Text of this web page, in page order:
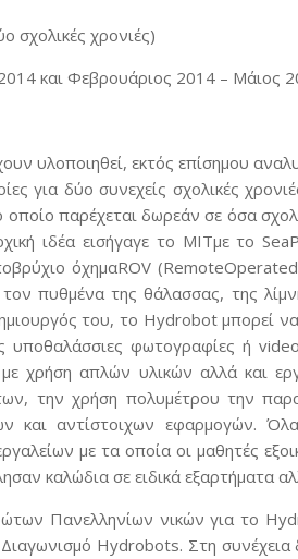
σχολικές χρονιές)
και Φεβρουάριος 2014 – Μάιος
υλοποιηθεί, εκτός επίσημου
για δύο συνεχείς σχολικές
παρέχεται δωρεάν σε όσα
ιδέα εισήγαγε το MITμε το
όχημαROV
πυθμένα της θάλασσας, της
του, το Hydrobot μπορεί να
υποθαλάσσιες φωτογραφίες ή
χρήση απλών υλικών αλλά και
την χρήση πολυμέτρου την
και αντίστοιχων εφαρμογών.
με τα οποία οι μαθητές
καλώδια σε ειδικά εξαρτήματα
Πανελληνίων νικών για το
Hydrobots. Στη συνέχεια